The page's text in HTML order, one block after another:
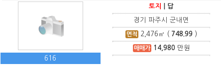
616
토지 답
경기 파주시 군내면
면적 2,476 ㎡ ( 748.99 )
매매가 14,980만원